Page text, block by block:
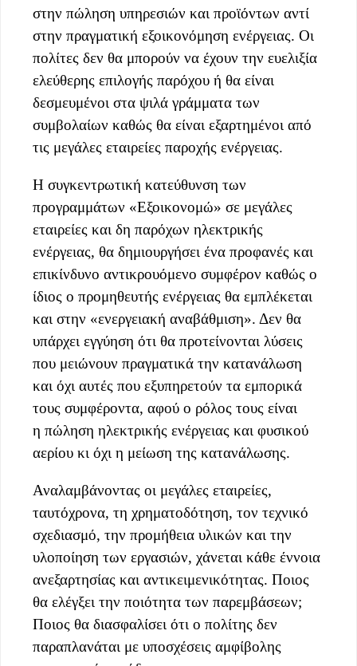
στην πώληση υπηρεσιών και προϊόντων αντί
στην πραγματική εξοικονόμηση ενέργειας. Οι
πολίτες δεν θα μπορούν να έχουν την ευελιξία
ελεύθερης επιλογής παρόχου ή θα είναι
δεσμευμένοι στα ψιλά γράμματα των
συμβολαίων καθώς θα είναι εξαρτημένοι από
τις μεγάλες εταιρείες παροχής ενέργειας.
Η συγκεντρωτική κατεύθυνση των
προγραμμάτων «Εξοικονομώ» σε μεγάλες
εταιρείες και δη παρόχων ηλεκτρικής
ενέργειας, θα δημιουργήσει ένα προφανές και
επικίνδυνο αντικρουόμενο συμφέρον καθώς ο
ίδιος ο προμηθευτής ενέργειας θα εμπλέκεται
και στην «ενεργειακή αναβάθμιση». Δεν θα
υπάρχει εγγύηση ότι θα προτείνονται λύσεις
που μειώνουν πραγματικά την κατανάλωση
και όχι αυτές που εξυπηρετούν τα εμπορικά
τους συμφέροντα, αφού ο ρόλος τους είναι
η πώληση ηλεκτρικής ενέργειας και φυσικού
αερίου κι όχι η μείωση της κατανάλωσης.
Αναλαμβάνοντας οι μεγάλες εταιρείες,
ταυτόχρονα, τη χρηματοδότηση, τον τεχνικό
σχεδιασμό, την προμήθεια υλικών και την
υλοποίηση των εργασιών, χάνεται κάθε έννοια
ανεξαρτησίας και αντικειμενικότητας. Ποιος
θα ελέγξει την ποιότητα των παρεμβάσεων;
Ποιος θα διασφαλίσει ότι ο πολίτης δεν
παραπλανάται με υποσχέσεις αμφίβολης